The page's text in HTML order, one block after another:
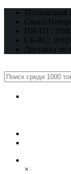
Московский
Санкт-
ПН-ПТ:
СБ-ВС: 10:00
Доставка по
×